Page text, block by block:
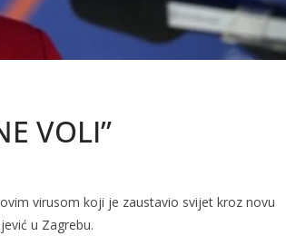
VOLI”
virusom koji je zaustavio svijet kroz novu
u Zagrebu.